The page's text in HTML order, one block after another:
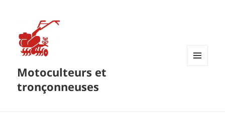
Motoculteurs et
tronçonneuses